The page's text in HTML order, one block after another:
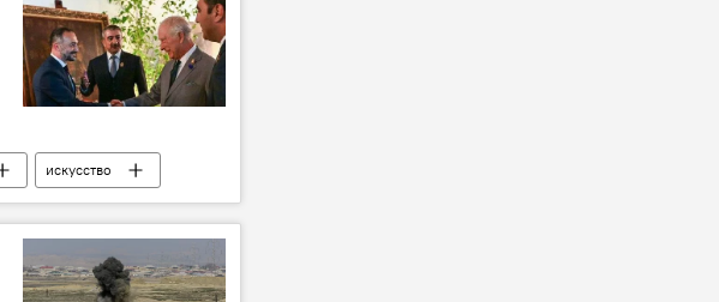
искусство